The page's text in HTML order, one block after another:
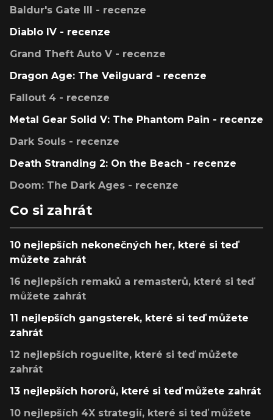
Baldur's Gate III - recenze
Diablo IV - recenze
Grand Theft Auto V - recenze
Dragon Age: The Veilguard - recenze
Fallout 4 - recenze
Metal Gear Solid V: The Phantom Pain - recenze
Dark Souls - recenze
Death Stranding 2: On the Beach - recenze
Doom: The Dark Ages - recenze
Co si zahrát
10 nejlepších nekonečných her, které si teď
můžete zahrát
16 nejlepších remaků a remasterů, které si teď
můžete zahrát
11 nejlepších gangsterek, které si teď můžete
zahrát
12 nejlepších roguelite, které si teď můžete
zahrát
13 nejlepších hororů, které si teď můžete zahrát
10 nejlepších 4X strategií, které si teď můžete